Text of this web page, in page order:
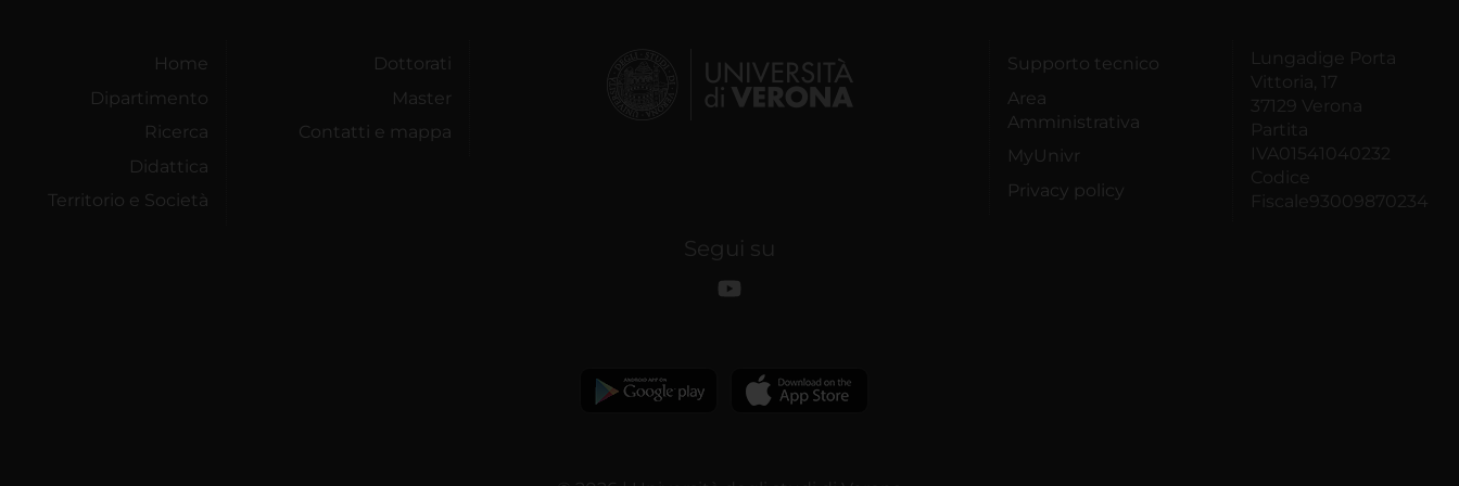
Home
Dipartimento
Ricerca
Didattica
Territorio e Società
Dottorati
Master
Contatti e mappa
Supporto tecnico
Area
Amministrativa
MyUnivr
Privacy policy
Lungadige Porta
Vittoria, 17
37129 Verona
Partita
IVA01541040232
Codice
Fiscale93009870234
Segui su